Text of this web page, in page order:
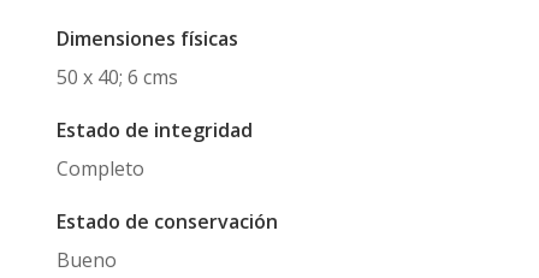
Dimensiones físicas
50 x 40; 6 cms
Estado de integridad
Completo
Estado de conservación
Bueno